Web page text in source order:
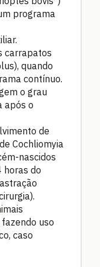
programa
carrapatos
quando
contínuo.
o grau
após o
de
Cochliomyia
nascidos
horas do
uso
caso